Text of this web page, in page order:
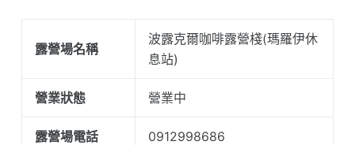
露營場名稱
波露克爾咖啡露營棧(瑪羅伊休
息站)
營業狀態 營業中
露營場電話 0912998686